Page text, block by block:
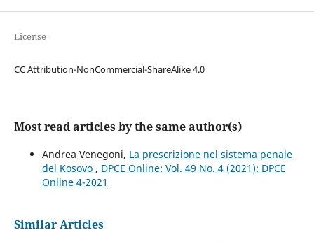
License
CC Attribution-NonCommercial-ShareAlike 4.0
Most read articles by the same author(s)
Andrea Venegoni, La prescrizione nel sistema penale
del Kosovo , DPCE Online: Vol. 49 No. 4 (2021): DPCE
Online 4-2021
Similar Articles